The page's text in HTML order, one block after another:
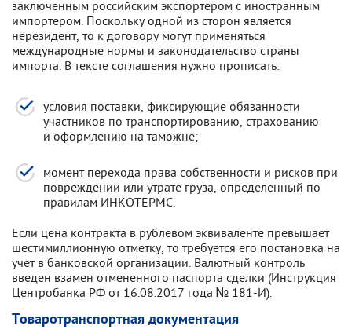
заключенным российским экспортером с иностранным
импортером. Поскольку одной из сторон является
нерезидент, то к договору могут применяться
международные нормы и законодательство страны
импорта. В тексте соглашения нужно прописать:
условия поставки, фиксирующие обязанности
участников по транспортированию, страхованию
и оформлению на таможне;
момент перехода права собственности и рисков при
повреждении или утрате груза, определенный по
правилам ИНКОТЕРМС.
Если цена контракта в рублевом эквиваленте превышает
шестимиллионную отметку, то требуется его постановка на
учет в банковской организации. Валютный контроль
введен взамен отмененного паспорта сделки (Инструкция
Центробанка РФ от 16.08.2017 года № 181-И).
Товаротранспортная документация